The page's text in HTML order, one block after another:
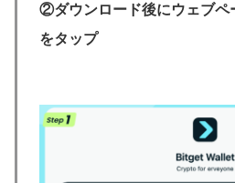
②ダウンロード後にウェブペ
をタップ